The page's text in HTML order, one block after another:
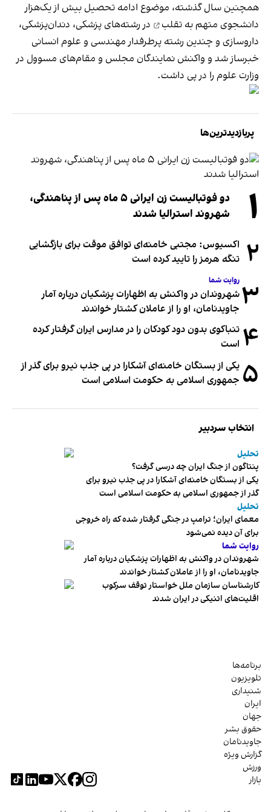
همچنین سال گذشته، موضوع ادامه تحصیل بیش از یک‌هزار
دانشجوی متهم به تقلب
در رشته‌های پزشکی، دندان‌پزشکی،
داروسازی و چندین رشته پرطرفدار مهندسی و علوم انسانی
خبرساز شد و واکنش نمایندگان مجلس و مقام‌های مسوول در
وزارت علوم را در پی داشت.
پربازدیدترین‌ها
۱
دو فوتبالیست زن ایرانی ۵ ماه پس از پناهندگی،
شهروند استرالیا شدند
۲ اکسیوس: مجتبی خامنه‌ای توافق موقت برای بازگشایی
تنگه هرمز را تایید کرده است
۳ روایت شما
شهروندان در واکنش به اظهارات پزشکیان درباره آمار
جاویدنامان، او را از عاملان کشتار خواندند
۴ تنباکوی بدون دود کودکان را در مدارس ایران گرفتار کرده
است
۵ یکی از بستگان خامنه‌ای آشکارا در پی جذب نیرو برای گذر از
جمهوری اسلامی به حکومت اسلامی است
انتخاب سردبیر
تحلیل
پنتاگون از جنگ ایران چه درسی گرفت؟
یکی از بستگان خامنه‌ای آشکارا در پی جذب نیرو برای
گذر از جمهوری اسلامی به حکومت اسلامی است
تحلیل
معمای ایران؛ ترامپ در جنگی گرفتار شده که راه خروجی
برای آن دیده نمی‌شود
روایت شما
شهروندان در واکنش به اظهارات پزشکیان درباره آمار
جاویدنامان، او را از عاملان کشتار خواندند
کارشناسان سازمان ملل خواستار توقف سرکوب
اقلیت‌های اتنیکی در ایران شدند
برنامه‌ها
تلویزیون
شنیداری
ایران
جهان
حقوق بشر
جاویدنامان
گزارش ویژه
ورزش
بازار